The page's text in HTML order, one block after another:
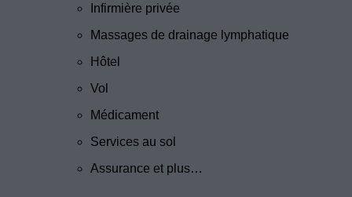
Infirmière privée
Massages de drainage lymphatique
Hôtel
Vol
Médicament
Services au sol
Assurance et plus…